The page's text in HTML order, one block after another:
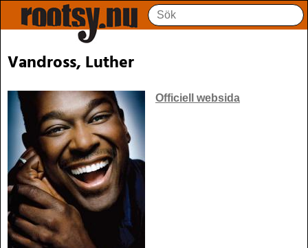
Vandross, Luther
Officiell websida